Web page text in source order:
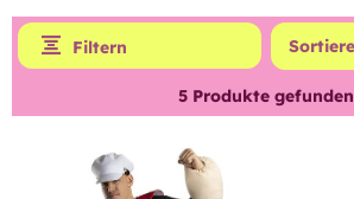
Filtern
5 Produkte gefunden